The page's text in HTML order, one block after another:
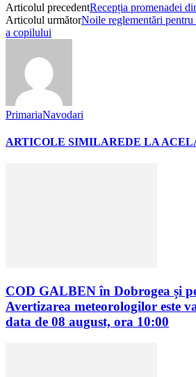
Articolul precedentRecepția promenadei
Articolul următorNoile reglementări pentru
a copilului
PrimariaNavodari
ARTICOLE SIMILAREDE LA
COD GALBEN în Dobrogea și
Avertizarea meteorologilor este
data de 08 august, ora 10:00